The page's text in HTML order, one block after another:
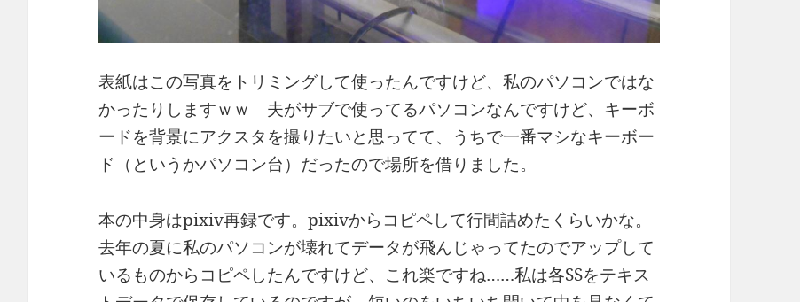
表紙はこの写真をトリミングして使ったんですけど、私のパソコンではな
かったりしますｗｗ 夫がサブで使ってるパソコンなんですけど、キーボ
ードを背景にアクスタを撮りたいと思ってて、うちで一番マシなキーボー
ド（というかパソコン台）だったので場所を借りました。
本の中身はpixiv再録です。pixivからコピペして行間詰めたくらいかな。
去年の夏に私のパソコンが壊れてデータが飛んじゃってたのでアップして
いるものからコピペしたんですけど、これ楽ですね……私は各SSをテキス